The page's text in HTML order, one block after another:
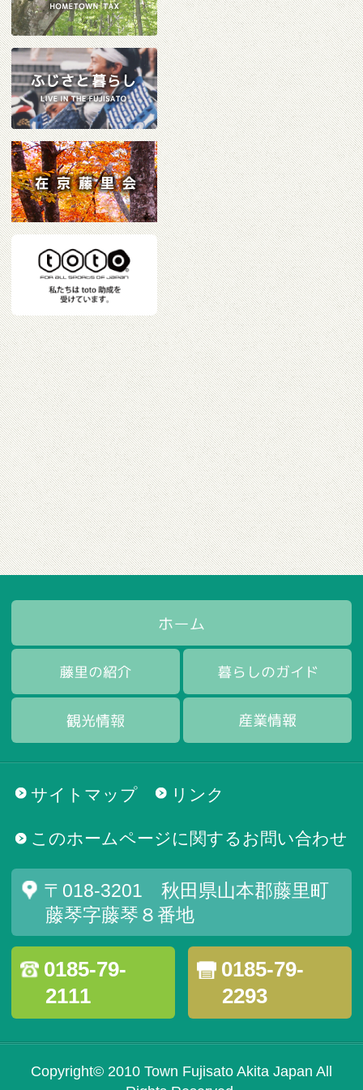
サイトマップ リンク
このホームページに関するお問い合わせ
〒018-3201 秋田県山本郡藤里町
藤琴字藤琴８番地
0185-79-
2111
0185-79-
2293
Copyright© 2010 Town Fujisato Akita Japan All